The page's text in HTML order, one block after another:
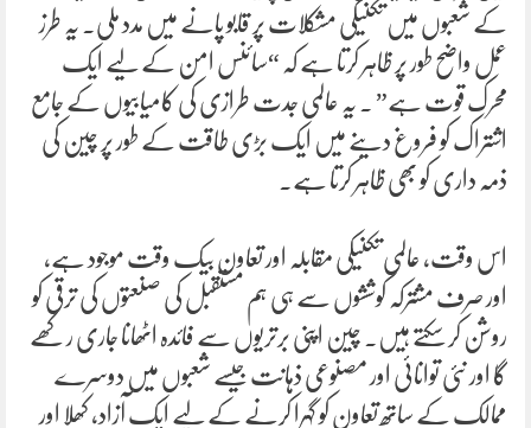
کے شعبوں میں تکنیکی مشکلات پر قابو پانے میں مدد ملی۔ یہ طرز
عمل واضح طور پر ظاہر کرتا ہے کہ “سائنس امن کے لیے ایک
محرک قوت ہے” ۔ یہ عالمی جدت طرازی کی کامیابیوں کے جامع
اشتراک کو فروغ دینے میں ایک بڑی طاقت کے طور پر چین کی
ذمہ داری کو بھی ظاہر کرتا ہے۔
اس وقت، عالمی تکنیکی مقابلہ اور تعاون بیک وقت موجود ہے،
اور صرف مشترکہ کوششوں سے ہی ہم مستقبل کی صنعتوں کی ترقی کو
روشن کر سکتے ہیں۔ چین اپنی برتریوں سے فائدہ اٹھانا جاری رکھے
گا اور نئی توانائی اور مصنوعی ذہانت جیسے شعبوں میں دوسرے
ممالک کے ساتھ تعاون کو گہرا کرنے کے لیے ایک آزاد، کھلا اور